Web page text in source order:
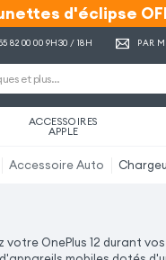
d'éclipse
d'éclipse
82 00 00 9H30 / 18H PAR
ACCESSOIRES
APPLE
Accessoire Auto
OnePlus 12 durant